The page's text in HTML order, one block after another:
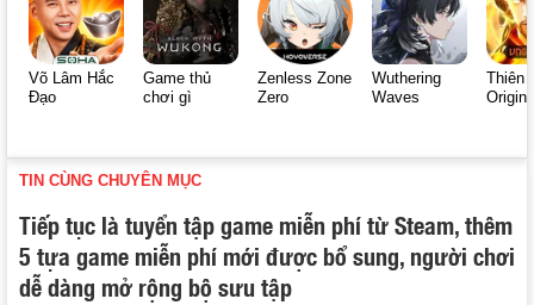
Võ Lâm Hắc
Đạo
Game thủ
chơi gì
Zenless Zone
Zero
Wuthering
Waves
Thiên
Origin
TIN CÙNG CHUYÊN MỤC
Tiếp tục là tuyển tập game miễn phí từ Steam, thêm
5 tựa game miễn phí mới được bổ sung, người chơi
dễ dàng mở rộng bộ sưu tập